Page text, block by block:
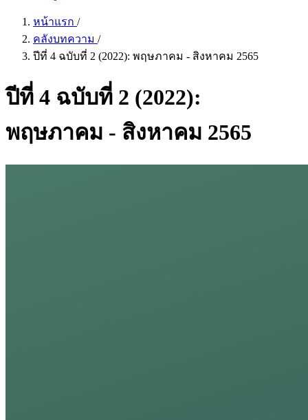
หน้าแรก /
คลังบทความ /
ปีที่ 4 ฉบับที่ 2 (2022): พฤษภาคม - สิงหาคม 2565
ปีที่ 4 ฉบับที่ 2 (2022):
พฤษภาคม - สิงหาคม 2565